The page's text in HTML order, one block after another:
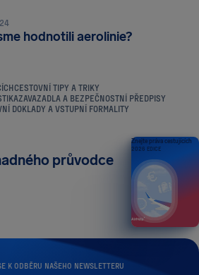
hodnotili aerolinie?
CESTOVNÍ TIPY A TRIKY
ZAVAZADLA A BEZPEČNOSTNÍ PŘEDPISY
DOKLADY A VSTUPNÍ FORMALITY
K ODBĚRU NAŠEHO NEWSLETTERU
průvodce
Znejte práva cestujících
2026 EDICE